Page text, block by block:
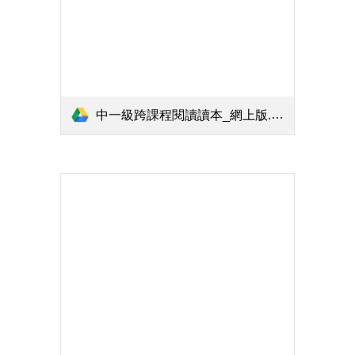
中一級跨課程閱讀讀本_網上版.pdf